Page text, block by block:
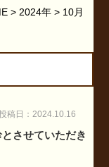
> 2024年> 10月
稿日：2024.10.16
させていただき